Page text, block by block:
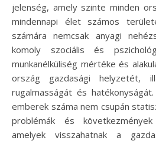
jelenség, amely szinte minden
mindennapi élet számos
számára nemcsak anyagi
komoly szociális és
munkanélküliség mértéke és
ország gazdasági helyzetét,
rugalmasságát és
emberek száma nem csupán
problémák és
amelyek visszahatnak a